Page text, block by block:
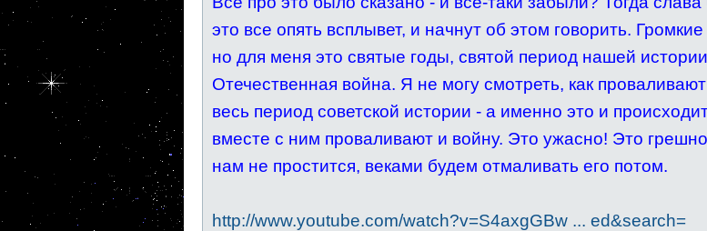
это все опять всплывет, и начнут об этом говорить.
но для меня это святые годы, святой период нашей
Отечественная война. Я не могу смотреть, как
весь период советской истории - а именно это и
вместе с ним проваливают и войну. Это ужасно! Это
нам не простится, веками будем отмаливать его потом.
http://www.youtube.com/watch?v=S4axgGBw ... ed&search=